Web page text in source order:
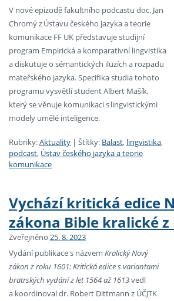
V nové epizodě fakultního podcastu doc. Jan
Chromý z Ústavu českého jazyka a teorie
komunikace FF UK představuje studijní
program Empirická a komparativní lingvistika
a diskutuje o sémantických iluzích a rozpadu
mateřského jazyka. Specifika studia tohoto
programu vysvětlí student Albert Mašík,
který se věnuje komunikaci s lingvistickými
modely umělé inteligence.
Rubriky:Aktuality | Štítky: Balast, lingvistika,
podcast, Ústav českého jazyka a teorie
komunikace
Vychází kritická edice
zákona Bible kralické z
Zveřejněno 25. 8. 2023
Vydání publikace s názvem Kralický Nový
zákon z roku 1601: Kritická edice s variantami
bratrských vydání z let 1564 až 1613vedl
a koordinoval dr. Robert Dittmann z ÚČJTK